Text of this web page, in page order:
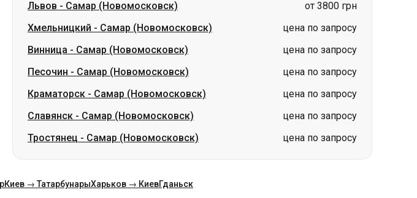
Песочин-Самар (Новомосковск)
цена по запросу
Краматорск-Самар (Новомосковск)
цена по запросу
Славянск-Самар (Новомосковск)
цена по запросу
Тростянец-Самар (Новомосковск) цена по запросу
Киев → ТатарбунарыХарьков → КиевГданьск